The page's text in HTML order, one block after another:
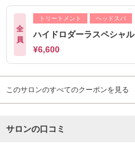
全
員
トリートメント ヘッドスパ
ハイドロダーラスペシャル
¥6,600
このサロンのすべてのクーポンを見る
サロンの口コミ